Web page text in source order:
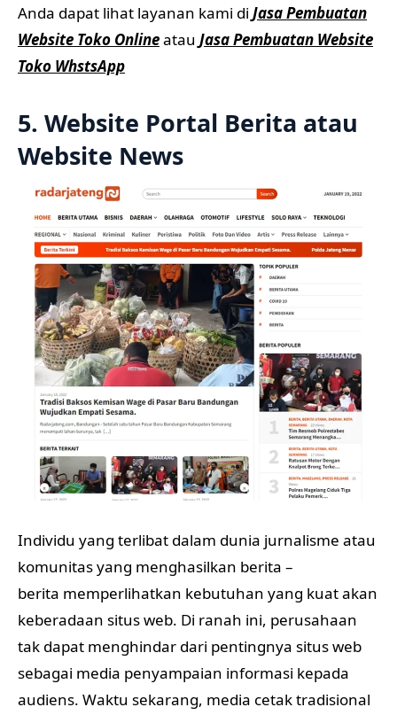
Anda dapat lihat layanan kami di Jasa Pembuatan
Website Toko Onlineatau Jasa Pembuatan Website
Toko WhstsApp
5. Website Portal Berita atau
Website News
Individu yang terlibat dalam dunia jurnalisme atau
komunitas yang menghasilkan berita –
berita memperlihatkan kebutuhan yang kuat akan
keberadaan situs web. Di ranah ini, perusahaan
tak dapat menghindar dari pentingnya situs web
sebagai media penyampaian informasi kepada
audiens. Waktu sekarang, media cetak tradisional